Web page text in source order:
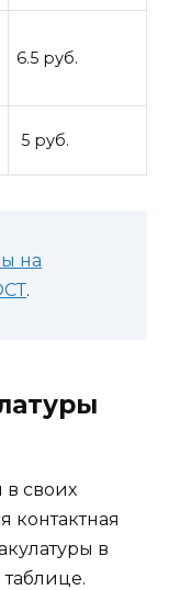
6.5 руб.
5 руб.
на
.
своих
контактная
в